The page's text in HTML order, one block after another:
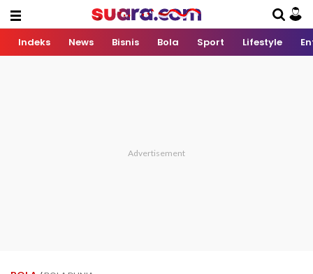
Indeks News Bisnis Bola Sport Lifestyle